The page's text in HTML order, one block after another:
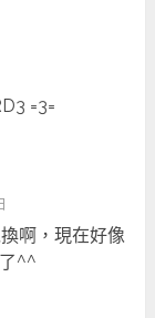
=3=
啊，現在好像
^^